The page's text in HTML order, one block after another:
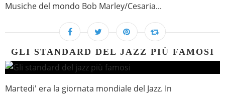
Musiche del mondo Bob Marley/Cesaria...
GLI STANDARD DEL JAZZ PIÙ FAMOSI
Martedi' era la giornata mondiale del Jazz. In